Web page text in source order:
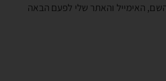
האימייל והאתר שלי לפעם הבאה